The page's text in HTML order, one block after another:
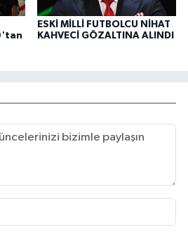
ESKİ MİLLİ FUTBOLCU NİHAT
KAHVECİ GÖZALTINA ALINDI